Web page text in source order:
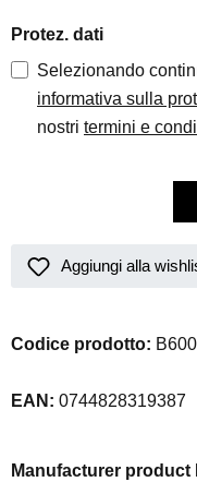
Protez. dati
Selezionando
informativa sulla
nostri termini e
Aggiungi alla
Codice prodotto:
EAN: 0744828319387
Manufacturer product